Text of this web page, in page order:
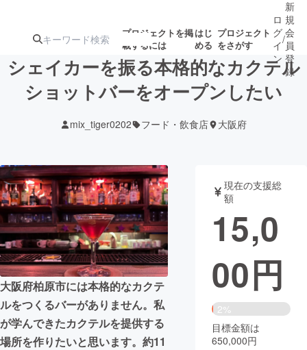
プロジェクトを掲
載するには
はじ
める
プロジェクト
をさがす
ターン
ジェクト
募集終了が近いプ
ロジェクト
アート・写真 音楽
テクノロジー・ガジェット ゲーム・
映像・映画 書籍・雑誌
ビジネス・起業 チャレンジ
まちづくり・地域活性化
ロ
グ
イ
ン
/
新
規
会
員
登
録
シェイカーを振る本格的なカクテル
ショットバーをオープンしたい
mix_tiger0202 フード・飲食店 大阪府
大阪府柏原市には本格的なカクテ
ルをつくるバーがありません。私
が学んできたカクテルを提供する
場所を作りたいと思います。約11
現在の支援総
額
15,0
00円
2%
目標金額は
650,000円